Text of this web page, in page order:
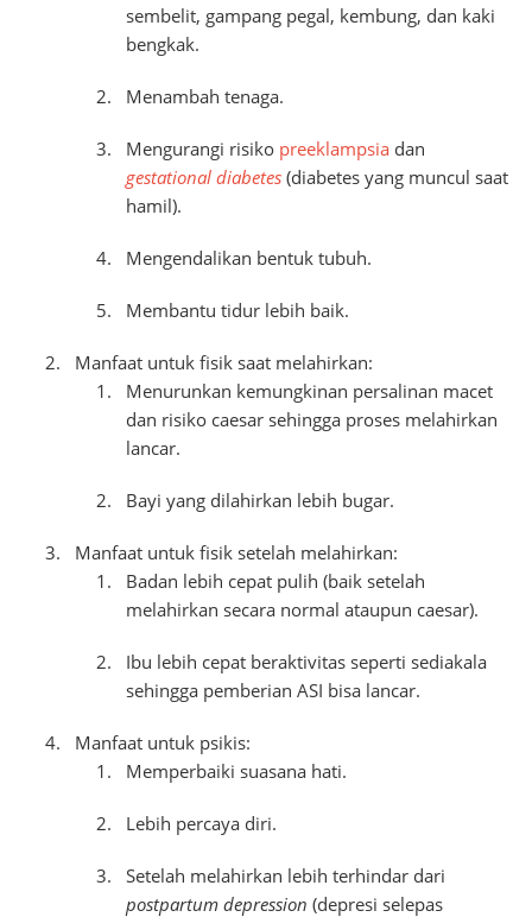
sembelit, gampang pegal, kembung, dan kaki
bengkak.
Menambah tenaga.
Mengurangi risiko preeklampsia dan
gestational diabetes (diabetes yang muncul saat
hamil).
Mengendalikan bentuk tubuh.
Membantu tidur lebih baik.
Manfaat untuk fisik saat melahirkan:
Menurunkan kemungkinan persalinan macet
dan risiko caesar sehingga proses melahirkan
lancar.
Bayi yang dilahirkan lebih bugar.
Manfaat untuk fisik setelah melahirkan:
Badan lebih cepat pulih (baik setelah
melahirkan secara normal ataupun caesar).
Ibu lebih cepat beraktivitas seperti sediakala
sehingga pemberian ASI bisa lancar.
Manfaat untuk psikis:
Memperbaiki suasana hati.
Lebih percaya diri.
Setelah melahirkan lebih terhindar dari
postpartum depression (depresi selepas